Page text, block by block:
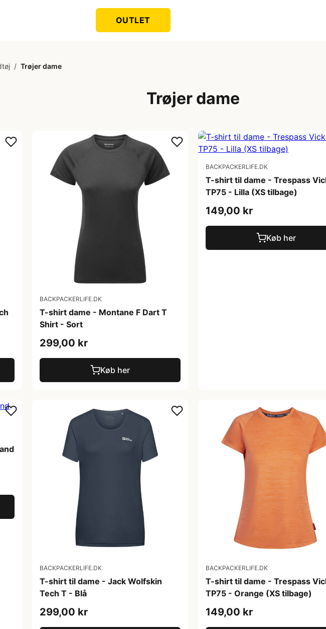
OUTLET
/ Trøjer dame
Trøjer dame
BACKPACKERLIFE.DK
T-shirt dame - Montane F Dart T
Shirt - Sort
299,00 kr
Køb her
BACKPACKERLIFE.DK
T-shirt til dame - Trespass
TP75 - Lilla (XS tilbage)
149,00 kr
Køb her
BACKPACKERLIFE.DK
T-shirt til dame - Jack Wolfskin
Tech T - Blå
299,00 kr
BACKPACKERLIFE.DK
T-shirt til dame - Trespass
TP75 - Orange (XS tilbage)
149,00 kr